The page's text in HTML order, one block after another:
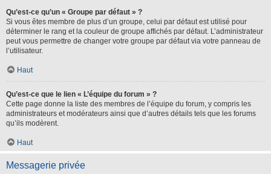
Qu’est-ce qu’un « Groupe par défaut » ?
Si vous êtes membre de plus d’un groupe, celui par défaut est utilisé pour
déterminer le rang et la couleur de groupe affichés par défaut. L’administrateur
peut vous permettre de changer votre groupe par défaut via votre panneau de
l’utilisateur.
Haut
Qu’est-ce que le lien « L’équipe du forum » ?
Cette page donne la liste des membres de l’équipe du forum, y compris les
administrateurs et modérateurs ainsi que d’autres détails tels que les forums
qu’ils modèrent.
Haut
Messagerie privée